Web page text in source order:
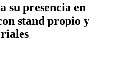
su presencia en
stand propio y